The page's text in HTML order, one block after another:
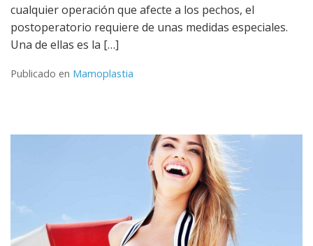
cualquier operación que afecte a los pechos, el
postoperatorio requiere de unas medidas especiales.
Una de ellas es la […]
Publicado en Mamoplastia